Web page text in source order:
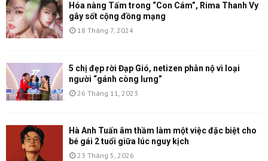
Hóa nàng Tấm trong “Con Cám”, Rima Thanh Vy
gây sốt cộng đồng mạng
18 Tháng 7, 2024
5 chị đẹp rời Đạp Gió, netizen phẫn nộ vì loại
người “gánh còng lưng”
26 Tháng 11, 2023
Hà Anh Tuấn âm thầm làm một việc đặc biệt cho
bé gái 2 tuổi giữa lúc nguy kịch
23 Tháng 5, 2026